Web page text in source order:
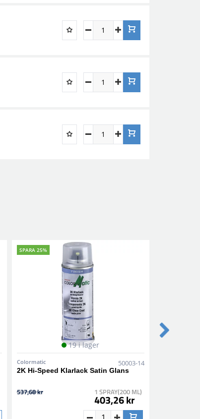
SPARA 25%
19 i lager
Colormatic 50003-14
2K Hi-Speed Klarlack Satin Glans
537,68 kr 1 SPRAY(200 ML)
403,26 kr